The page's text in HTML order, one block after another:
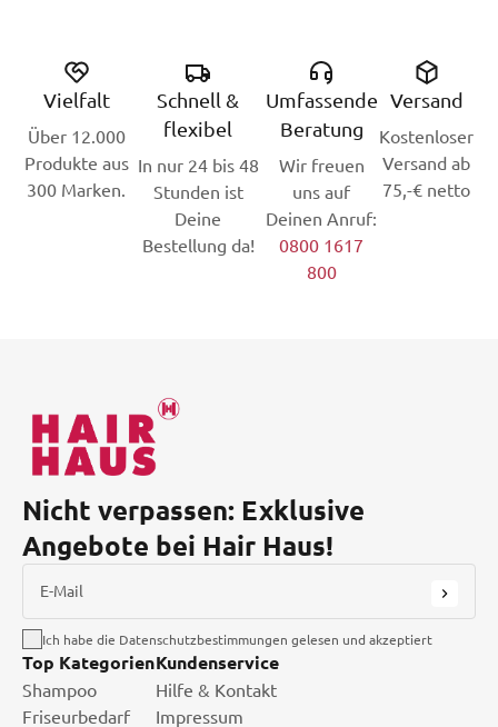
Vielfalt
Über 12.000
Produkte aus
300 Marken.
Schnell &
flexibel
In nur 24 bis 48
Stunden ist
Deine
Bestellung da!
Umfassende
Beratung
Wir freuen
uns auf
Deinen Anruf:
0800 1617
800
Versand
Kostenloser
Versand ab
75,-€ netto
Nicht verpassen: Exklusive
Angebote bei Hair Haus!
E-Mail
Ich habe die Datenschutzbestimmungen gelesen und akzeptiert
Top Kategorien
Shampoo
Friseurbedarf
Kundenservice
Hilfe & Kontakt
Impressum